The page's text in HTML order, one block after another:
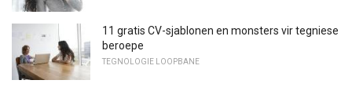
11 gratis CV-sjablonen en monsters vir tegniese
beroepe
TEGNOLOGIE LOOPBANE